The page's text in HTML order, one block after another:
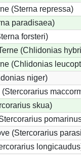
(Sterna repressa)
paradisaea)
forsteri)
(Chlidonias
(Chlidonias
niger)
skua)
(Stercorarius